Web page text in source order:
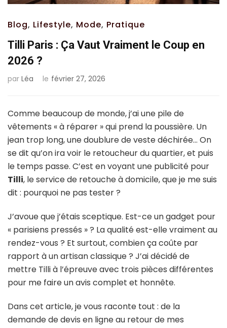
Blog, Lifestyle, Mode, Pratique
Tilli Paris : Ça Vaut Vraiment le Coup en
2026 ?
par Léa le février 27, 2026
Comme beaucoup de monde, j’ai une pile de
vêtements « à réparer » qui prend la poussière. Un
jean trop long, une doublure de veste déchirée… On
se dit qu’on ira voir le retoucheur du quartier, et puis
le temps passe. C’est en voyant une publicité pour
Tilli, le service de retouche à domicile, que je me suis
dit : pourquoi ne pas tester ?
J’avoue que j’étais sceptique. Est-ce un gadget pour
« parisiens pressés » ? La qualité est-elle vraiment au
rendez-vous ? Et surtout, combien ça coûte par
rapport à un artisan classique ? J’ai décidé de
mettre Tilli à l’épreuve avec trois pièces différentes
pour me faire un avis complet et honnête.
Dans cet article, je vous raconte tout : de la
demande de devis en ligne au retour de mes